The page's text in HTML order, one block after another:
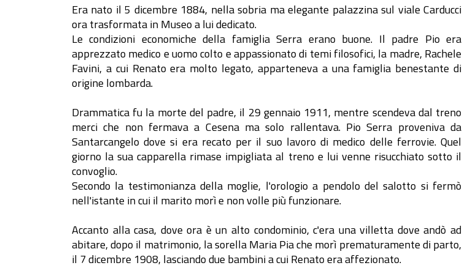
Era nato il 5 dicembre 1884, nella sobria ma elegante palazzina sul viale Carducci
ora trasformata in Museo a lui dedicato.
Le condizioni economiche della famiglia Serra erano buone. Il padre Pio era
apprezzato medico e uomo colto e appassionato di temi filosofici, la madre, Rachele
Favini, a cui Renato era molto legato, apparteneva a una famiglia benestante di
origine lombarda.
Drammatica fu la morte del padre, il 29 gennaio 1911, mentre scendeva dal treno
merci che non fermava a Cesena ma solo rallentava. Pio Serra proveniva da
Santarcangelo dove si era recato per il suo lavoro di medico delle ferrovie. Quel
giorno la sua capparella rimase impigliata al treno e lui venne risucchiato sotto il
convoglio.
Secondo la testimonianza della moglie, l'orologio a pendolo del salotto si fermò
nell'istante in cui il marito morì e non volle più funzionare.
Accanto alla casa, dove ora è un alto condominio, c'era una villetta dove andò ad
abitare, dopo il matrimonio, la sorella Maria Pia che morì prematuramente di parto,
il 7 dicembre 1908, lasciando due bambini a cui Renato era affezionato.